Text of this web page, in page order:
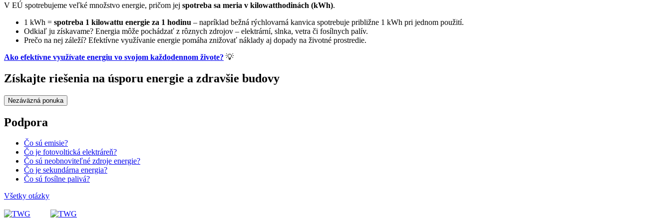
V EÚ spotrebujeme veľké množstvo energie, pričom jej spotreba sa meria v kilowatthodinách (kWh).
1 kWh = spotreba 1 kilowattu energie za 1 hodinu – napríklad bežná rýchlovarná kanvica spotrebuje približne 1 kWh pri jednom použití.
Odkiaľ ju získavame? Energia môže pochádzať z rôznych zdrojov – elektrární, slnka, vetra či fosílnych palív.
Prečo na nej záleží? Efektívne využívanie energie pomáha znižovať náklady aj dopady na životné prostredie.
Ako efektívne využívate energiu vo svojom každodennom živote? 💡
Získajte riešenia na úsporu energie a zdravšie budovy
Nezáväzná ponuka
Podpora
Čo sú emisie?
Čo je fotovoltická elektráreň?
Čo sú neobnoviteľné zdroje energie?
Čo je sekundárna energia?
Čo sú fosílne palivá?
Všetky otázky